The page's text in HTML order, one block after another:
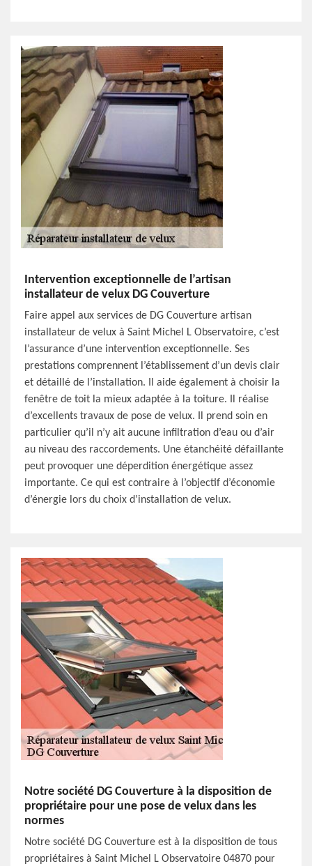
Intervention exceptionnelle de l’artisan
installateur de velux DG Couverture
Faire appel aux services de DG Couverture artisan
installateur de velux à Saint Michel L Observatoire, c’est
l’assurance d’une intervention exceptionnelle. Ses
prestations comprennent l’établissement d’un devis clair
et détaillé de l’installation. Il aide également à choisir la
fenêtre de toit la mieux adaptée à la toiture. Il réalise
d’excellents travaux de pose de velux. Il prend soin en
particulier qu’il n’y ait aucune infiltration d’eau ou d’air
au niveau des raccordements. Une étanchéité défaillante
peut provoquer une déperdition énergétique assez
importante. Ce qui est contraire à l’objectif d’économie
d’énergie lors du choix d’installation de velux.
Notre société DG Couverture à la disposition de
propriétaire pour une pose de velux dans les
normes
Notre société DG Couverture est à la disposition de tous
propriétaires à Saint Michel L Observatoire 04870 pour